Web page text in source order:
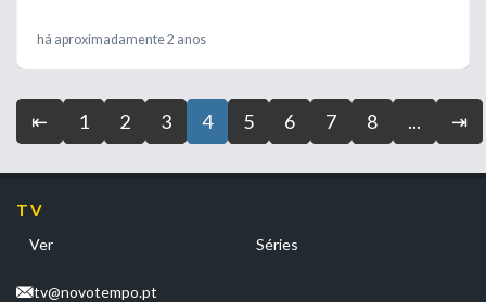
há aproximadamente 2 anos
⇤ 1 2 3 4 5 6 7 8 ... ⇥
TV
Ver Séries
tv@novotempo.pt